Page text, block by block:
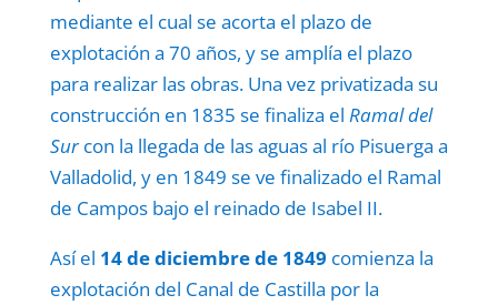
mediante el cual se acorta el plazo de
explotación a 70 años, y se amplía el plazo
para realizar las obras. Una vez privatizada su
construcción en 1835 se finaliza el Ramal del
Surcon la llegada de las aguas al río Pisuerga a
Valladolid, y en 1849 se ve finalizado el Ramal
de Campos bajo el reinado de Isabel II.
Así el 14 de diciembre de 1849 comienza la
explotación del Canal de Castilla por la